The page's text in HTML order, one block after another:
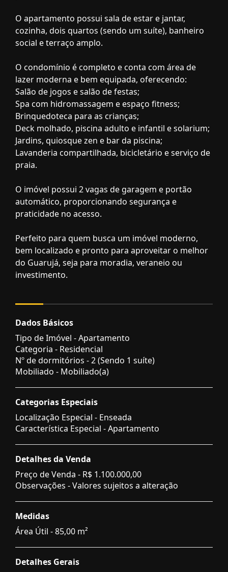
O apartamento possui sala de estar e jantar,
cozinha, dois quartos (sendo um suíte), banheiro
social e terraço amplo.
O condomínio é completo e conta com área de
lazer moderna e bem equipada, oferecendo:
Salão de jogos e salão de festas;
Spa com hidromassagem e espaço fitness;
Brinquedoteca para as crianças;
Deck molhado, piscina adulto e infantil e solarium;
Jardins, quiosque zen e bar da piscina;
Lavanderia compartilhada, bicicletário e serviço de
praia.
O imóvel possui 2 vagas de garagem e portão
automático, proporcionando segurança e
praticidade no acesso.
Perfeito para quem busca um imóvel moderno,
bem localizado e pronto para aproveitar o melhor
do Guarujá, seja para moradia, veraneio ou
investimento.
Dados Básicos
Tipo de Imóvel - Apartamento
Categoria - Residencial
Nº de dormitórios - 2 (Sendo 1 suíte)
Mobiliado - Mobiliado(a)
Categorias Especiais
Localização Especial - Enseada
Característica Especial - Apartamento
Detalhes da Venda
Preço de Venda - R$ 1.100.000,00
Observações - Valores sujeitos a alteração
Medidas
Área Útil - 85,00 m²
Detalhes Gerais